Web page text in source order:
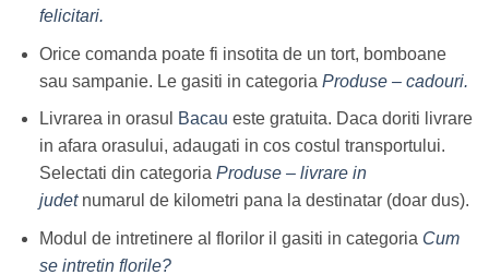
felicitari.
Orice comanda poate fi insotita de un tort, bomboane
sau sampanie. Le gasiti in categoria Produse – cadouri.
Livrarea in orasul Bacau este gratuita. Daca doriti livrare
in afara orasului, adaugati in cos costul transportului.
Selectati din categoria Produse – livrare in
judetnumarul de kilometri pana la destinatar (doar dus).
Modul de intretinere al florilor il gasiti in categoria Cum
se intretin florile?